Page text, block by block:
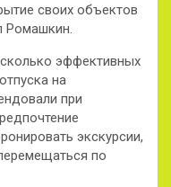
своих объектов
Ромашкин.
эффективных
на
при
экскурсии,
по